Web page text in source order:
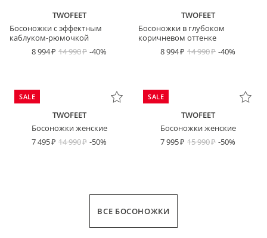
TWOFEET
Босоножки с эффектным
каблуком-рюмочкой
8 994
14 990 -40%
TWOFEET
Босоножки в глубоком
коричневом оттенке
8 994
14 990 -40%
SALE
TWOFEET
Босоножки женские
7 495
14 990 -50%
SALE
TWOFEET
Босоножки женские
7 995
15 990 -50%
ВСЕ БОСОНОЖКИ